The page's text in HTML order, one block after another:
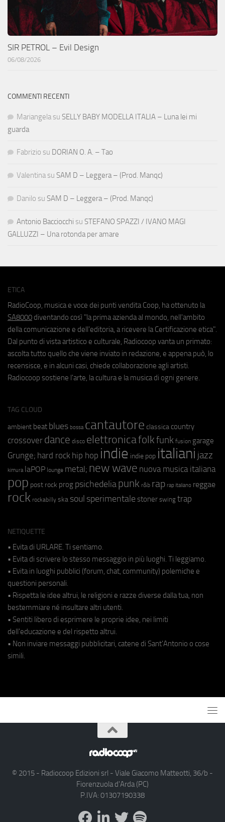
SIR PETROL – Evil Design
06/08/2026
COMMENTI RECENTI
Mariangela su SELLY BABY MODELLA ITALIA – Luna lei mi
guarda
Fabrizio su DORIAN O. A. – Tao
Valentina su SAM D – Leggera – (Prod. Manqc)
Danilo su SAM D – Leggera – (Prod. Manqc)
Antonio Bacciocchi su STEFANO SPAZZI / IVANO MAGI
GALLUZZI – Una rotonda per amare
ETICA
RadioCoop, musica e voce dei punti vendita Coop, ha ottenuto la
SA8000 diventando così "la prima azienda al mondo, nell'ambito
della comunicazione e dell'editoria, a ricevere la Certificazione etica".
Dal punto di vista artistico e culturale, Radiocoop vanta un primato:
ascolta tutto quello che viene inviato in redazione, e appena può, lo
recensisce, e in alcuni casi, chiede collaborazione agli artisti.
Radiocoop sostiene l'arte, la cultura e la musica di ogni genere.
TAG CLOUD
ambient beat blues bossa cantautore classica country
crossover dance disco elettronicafolkfunk fusion garage
Grunge; hard rock hip hop indie indie pop italiani jazz
kimura laPOP lounge metal; new wave nuova musica italiana
pop post rock prog psichedeliapunk r&b rap rap italiano reggae
rock rockabilly ska soul sperimentale stoner swing trap
NETIQUETTE
• Evita di URLARE. Ti sentiamo.
• Evita di scrivere lo stesso messaggio in più luoghi. Ti leggiamo.
• Evita in luoghi pubblici (forum, chat, community) polemiche e
questioni personali.
• Rispetta le idee altrui, le religioni e razze diverse dalla tua, non
bestemmiare né insultare altri utenti.
• Sentiti libero di esprimere le proprie idee, nei limiti
dell'educazione e del rispetto altrui.
• Non inviare messaggi pubblicitari, catene di Sant'Antonio o cose
simili.
© 2015 - Radiocoop Edizioni srl - Viale Giacomo Matteotti, 36/b -
Fiorenzuola d'Arda (PC)
P.IVA: 01307190338